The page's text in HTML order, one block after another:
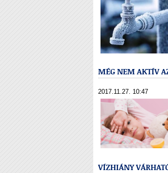
MÉG NEM AKTÍV
2017.11.27. 10:47
VÍZHIÁNY